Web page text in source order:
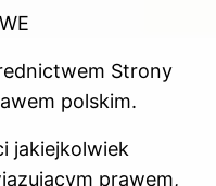
Strony
polskim.
jakiejkolwiek
prawem,